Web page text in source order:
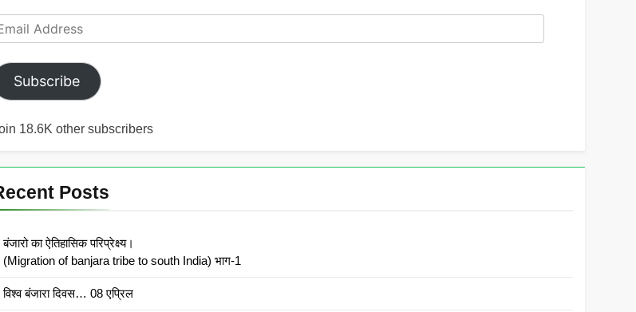
Subscribe
18.6K other subscribers
Posts
बंजारो का ऐतिहासिक परिप्रेक्ष्य।
(Migration of banjara tribe to south India) भाग-1
विश्व बंजारा दिवस… 08 एप्रिल